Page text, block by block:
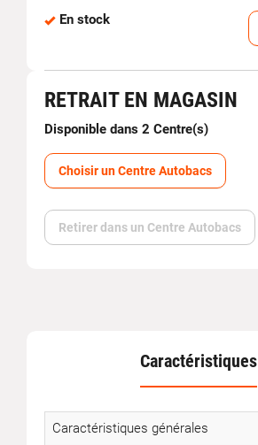
En stock
RETRAIT EN MAGASIN
Disponible dans 2 Centre(s)
Choisir un Centre Autobacs
Retirer dans un Centre Autobacs
Caractéristiques
Caractéristiques générales